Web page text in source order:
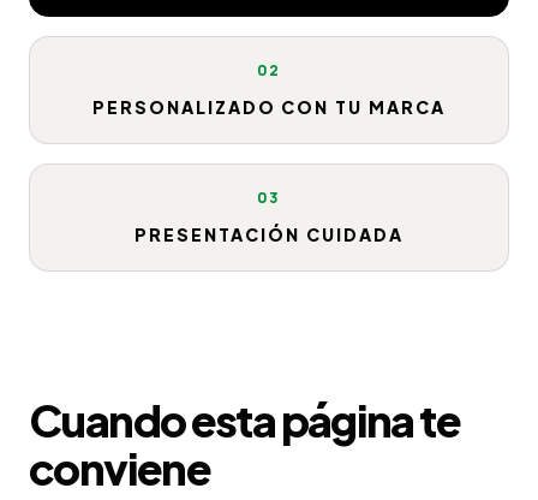
02
PERSONALIZADO CON TU MARCA
03
PRESENTACIÓN CUIDADA
Cuando esta página te
conviene